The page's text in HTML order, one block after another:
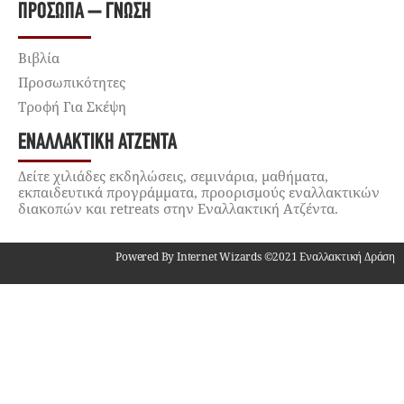
ΠΡΌΣΩΠΑ – ΓΝΏΣΗ
Βιβλία
Προσωπικότητες
Τροφή Για Σκέψη
ΕΝΑΛΛΑΚΤΙΚΉ ΑΤΖΈΝΤΑ
Δείτε χιλιάδες εκδηλώσεις, σεμινάρια, μαθήματα,
εκπαιδευτικά προγράμματα, προορισμούς εναλλακτικών
διακοπών και retreats στην Εναλλακτική Ατζέντα.
Powered By Internet Wizards ©2021 Εναλλακτική Δράση